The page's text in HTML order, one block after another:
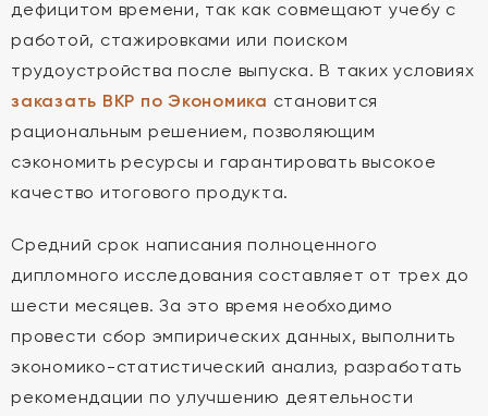
дефицитом времени, так как совмещают учебу с
работой, стажировками или поиском
трудоустройства после выпуска. В таких условиях
заказать ВКР по Экономика становится
рациональным решением, позволяющим
сэкономить ресурсы и гарантировать высокое
качество итогового продукта.
Средний срок написания полноценного
дипломного исследования составляет от трех до
шести месяцев. За это время необходимо
провести сбор эмпирических данных, выполнить
экономико-статистический анализ, разработать
рекомендации по улучшению деятельности